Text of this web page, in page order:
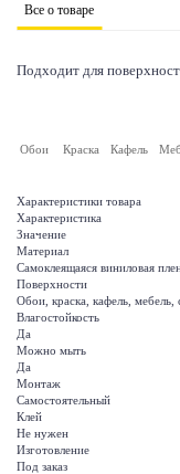
Все о товаре
Подходит для
Обои Краска Кафель
Характеристики товара
Характеристика
Значение
Материал
Самоклеящаяся виниловая
Поверхности
Обои, краска, кафель, мебель,
Влагостойкость
Да
Можно мыть
Да
Монтаж
Самостоятельный
Клей
Не нужен
Изготовление
Под заказ